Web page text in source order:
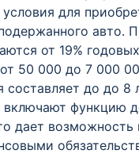
для
авто.
от 19%
50 000 до 7 000
составляет до до 8
функцию
дает возможность